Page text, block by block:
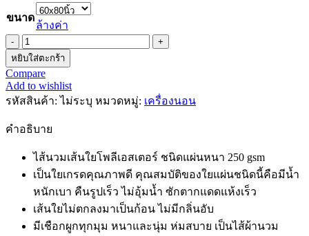
ขนาด
ล้างค่า
จำนวน
ไส้
ผ้า
นวม
หยิบใส่ตะกร้า
Compare
Add to wishlist
รหัสสินค้า:ไม่ระบุ หมวดหมู่: เครื่องนอน
คำอธิบาย
ไส้นวมเส้นใยโพลีเอสเตอร์ ชนิดแผ่นหนา 250 gsm
เป็นใยเกรดคุณภาพดี คุณสมบัติของใยแผ่นชนิดนี้คือมีน้ำ
หนักเบา คืนรูปเร็ว ไม่อุ้มน้ำ ซักตากแดดแห้งเร็ว
เส้นใยไม่ตกลงมาเป็นก้อน ไม่มีกลิ่นอับ
มีเชือกผูกทุกมุม หนาและนุ่ม ห่มสบาย เป็นไส้ผ้านวม